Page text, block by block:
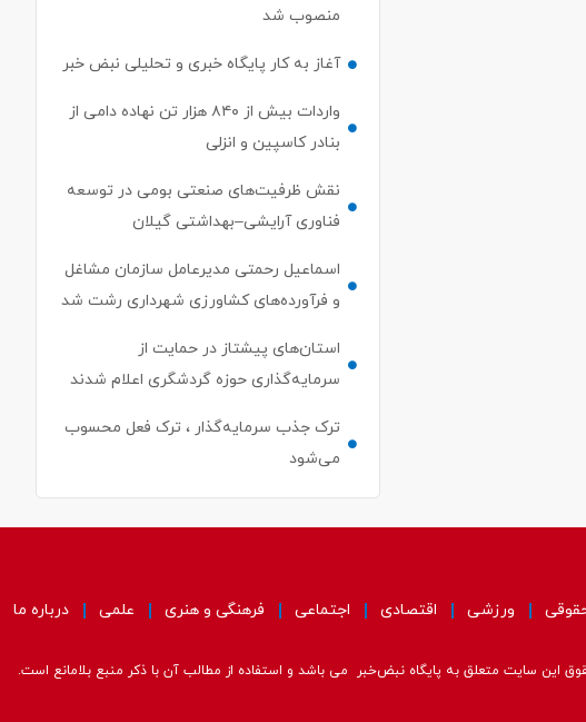
منصوب شد
آغاز به کار پایگاه خبری و تحلیلی نبض خبر
واردات بیش از ۸۴۰ هزار تن نهاده دامی از
بنادر كاسپین و انزلی
نقش ظرفیت‌های صنعتی بومی در توسعه
فناوری آرایشی–بهداشتی گیلان
اسماعیل رحمتی مدیرعامل سازمان مشاغل
و فرآورده‌های کشاورزی شهرداری رشت شد
استان‌های پیشتاز در حمایت از
سرمایه‌گذاری حوزه گردشگری اعلام شدند
ترک جذب سرمایه‌گذار ، ترک فعل محسوب
می‌شود
ورزشی اقتصادی اجتماعی فرهنگی و هنری علمی درباره ما
این سایت متعلق به پایگاه نبض‌خبر می باشد و استفاده از مطالب آن با ذکر منبع بلامانع است.